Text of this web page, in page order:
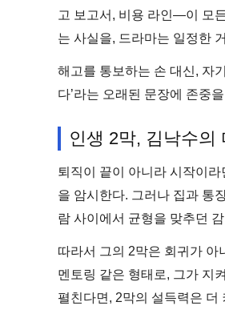
고 보고서, 비용 라인—이 모
는 사실을, 드라마는 일정한
해고를 통보하는 손 대신, 자
다’라는 오래된 문장에 존중
인생 2막, 김낙수의
퇴직이 끝이 아니라 시작이
을 암시한다. 그러나 집과 통
람 사이에서 균형을 맞추던
따라서 그의 2막은 회귀가 아
멘토링 같은 형태로, 그가 지
펼친다면, 2막의 설득력은 더